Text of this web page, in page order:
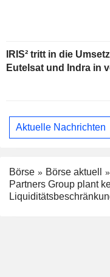
IRIS² tritt in die
Eutelsat und Indra in
Aktuelle Nachrichten
Börse
Börse aktuell
Partners Group plant